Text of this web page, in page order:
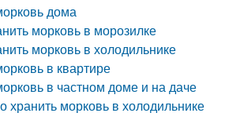
дома
морковь в морозилке
морковь в холодильнике
в квартире
в частном доме и на даче
хранить морковь в холодильнике